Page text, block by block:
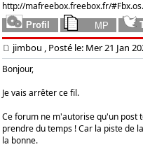
http://mafreebox.freebox.fr/
jimbou , Posté le: Mer 21 Jan
Bonjour,
Je vais arrêter ce fil.
Ce forum ne m'autorise qu'un post
prendre du temps ! Car la piste de
la bonne.